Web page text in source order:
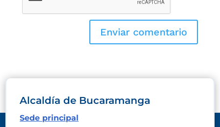
Alcaldía de Bucaramanga
Sede principal